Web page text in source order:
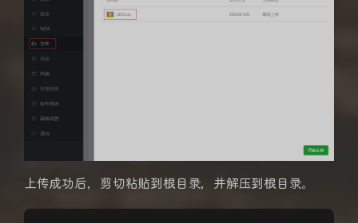
上传成功后，剪切粘贴到根目录，并解压到根目录。